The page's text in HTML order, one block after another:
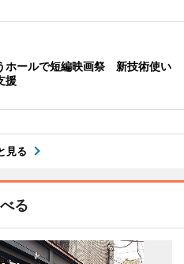
ホールで短編映画祭 新技術使い
援
見る
る